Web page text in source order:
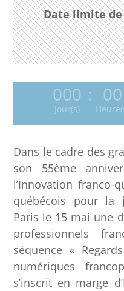
Date limite de
000
Jour(s)
: 00
Dans le cadre des
son 55ème
l’Innovation franco-
québécois pour la
Paris le 15 mai une
professionnels
séquence «
numériques
s’inscrit en marge